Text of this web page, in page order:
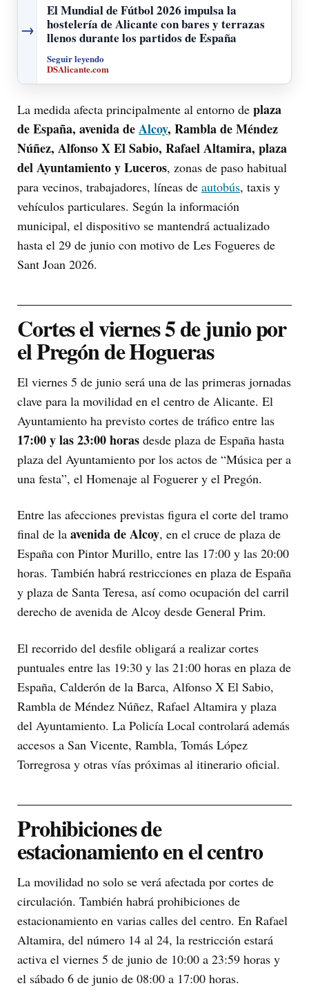
→
El Mundial de Fútbol 2026 impulsa la
hostelería de Alicante con bares y terrazas
llenos durante los partidos de España
Seguir leyendo
DSAlicante.com
La medida afecta principalmente al entorno de plaza
de España, avenida deAlcoy, Rambla de Méndez
Núñez, Alfonso X El Sabio, Rafael Altamira, plaza
del Ayuntamiento y Luceros, zonas de paso habitual
para vecinos, trabajadores, líneas de autobús, taxis y
vehículos particulares. Según la información
municipal, el dispositivo se mantendrá actualizado
hasta el 29 de junio con motivo de Les Fogueres de
Sant Joan 2026.
Cortes el viernes 5 de junio por
el Pregón de Hogueras
El viernes 5 de junio será una de las primeras jornadas
clave para la movilidad en el centro de Alicante. El
Ayuntamiento ha previsto cortes de tráfico entre las
17:00 y las 23:00 horas desde plaza de España hasta
plaza del Ayuntamiento por los actos de “Música per a
una festa”, el Homenaje al Foguerer y el Pregón.
Entre las afecciones previstas figura el corte del tramo
final de la avenida de Alcoy, en el cruce de plaza de
España con Pintor Murillo, entre las 17:00 y las 20:00
horas. También habrá restricciones en plaza de España
y plaza de Santa Teresa, así como ocupación del carril
derecho de avenida de Alcoy desde General Prim.
El recorrido del desfile obligará a realizar cortes
puntuales entre las 19:30 y las 21:00 horas en plaza de
España, Calderón de la Barca, Alfonso X El Sabio,
Rambla de Méndez Núñez, Rafael Altamira y plaza
del Ayuntamiento. La Policía Local controlará además
accesos a San Vicente, Rambla, Tomás López
Torregrosa y otras vías próximas al itinerario oficial.
Prohibiciones de
estacionamiento en el centro
La movilidad no solo se verá afectada por cortes de
circulación. También habrá prohibiciones de
estacionamiento en varias calles del centro. En Rafael
Altamira, del número 14 al 24, la restricción estará
activa el viernes 5 de junio de 10:00 a 23:59 horas y
el sábado 6 de junio de 08:00 a 17:00 horas.